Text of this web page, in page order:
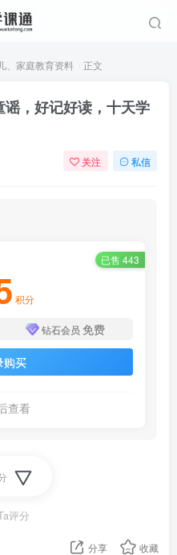
、家庭教育资料 正文
谣，好记好读，十天学
关注 私信
已售 443
积分
钻石会员 免费
购买
查看
评分
分享 收藏